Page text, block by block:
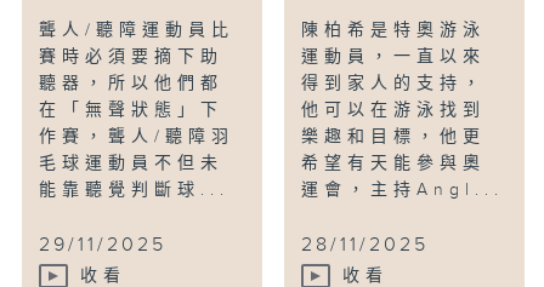
聾人/聽障運動員比
賽時必須要摘下助
聽器，所以他們都
在「無聲狀態」下
作賽，聾人/聽障羽
毛球運動員不但未
能靠聽覺判斷球...
29/11/2025
收看
陳柏希是特奧游泳
運動員，一直以來
得到家人的支持，
他可以在游泳找到
樂趣和目標，他更
希望有天能參與奧
運會，主持Angl...
28/11/2025
收看